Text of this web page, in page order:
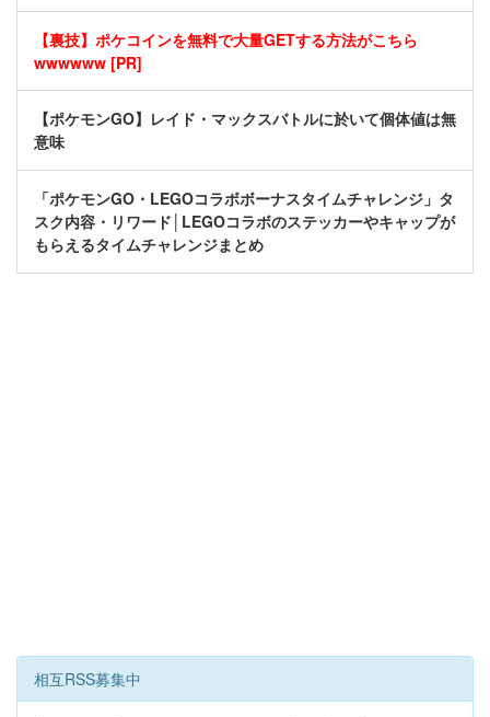
【裏技】ポケコインを無料で大量GETする方法がこちら
wwwwww [PR]
【ポケモンGO】レイド・マックスバトルに於いて個体値は無
意味
「ポケモンGO・LEGOコラボボーナスタイムチャレンジ」タ
スク内容・リワード│LEGOコラボのステッカーやキャップが
もらえるタイムチャレンジまとめ
相互RSS募集中